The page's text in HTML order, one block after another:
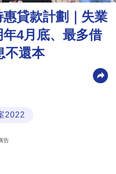
貸款計劃｜失業
4月底、最多借
不還本
2022
告